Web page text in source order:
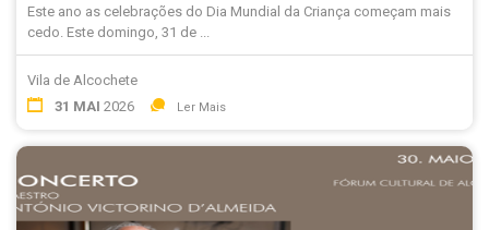
Este ano as celebrações do Dia Mundial da Criança começam mais
cedo. Este domingo, 31 de ...
Vila de Alcochete
31 MAI 2026 Ler Mais